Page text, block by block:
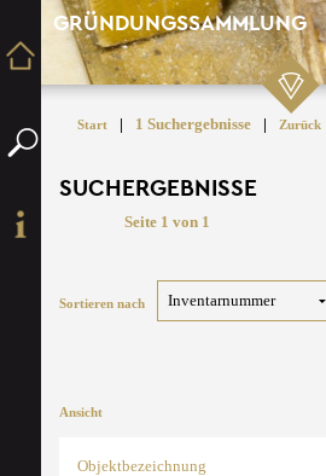
GRÜNDUNGSSAMMLUNG
Start | 1 Suchergebnisse | Zurück
SUCHERGEBNISSE
Seite 1 von 1
Sortieren nach
Ansicht
Objektbezeichnung